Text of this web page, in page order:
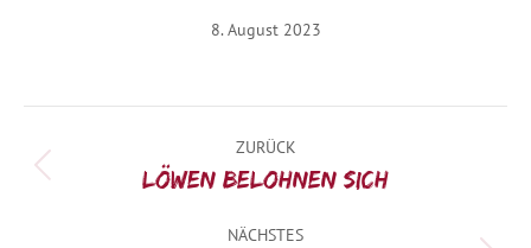
8. August 2023
ZURÜCK
Vorheriger
Löwen belohnen sich
NÄCHSTES